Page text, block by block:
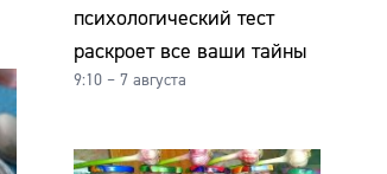
психологический тест
раскроет все ваши тайны
9:10 – 7 августа